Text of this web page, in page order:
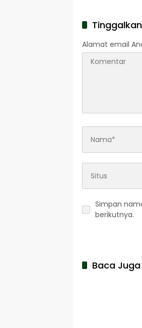
Alamat email
Simpan
berikutnya.
Baca Juga